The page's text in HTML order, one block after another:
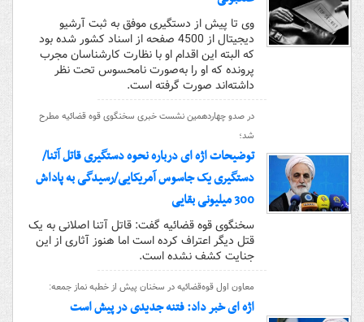
وی تا پیش از دستگیری موفق به ثبت آرشیو
دیجیتال از 4500 صفحه از اسناد کشور شده بود
که البته این اقدام او با نظارت کارشناسان مجرب
پرونده که او را به‌صورت نامحسوس تحت نظر
داشته‌اند صورت گرفته است.
در صدو چهاردهمین نشست خبری سخنگوی قوه قضائیه مطرح
شد؛
توضیحات اژه ای درباره نحوه دستگیری قاتل آتنا/
دستگیری یک جاسوس آمریکایی/رسیدگی به پاداش
300 میلیونی بقایی
سخنگوی قوه قضائیه گفت: قاتل آتنا اصلانی به یک
قتل دیگر اعتراف کرده است اما هنوز آثاری از این
جنایت کشف نشده است.
معاون اول قوه‌قضائیه در سخنان پیش از خطبه نماز جمعه:
اژه ای خبر داد: فتنه جدیدی در پیش است